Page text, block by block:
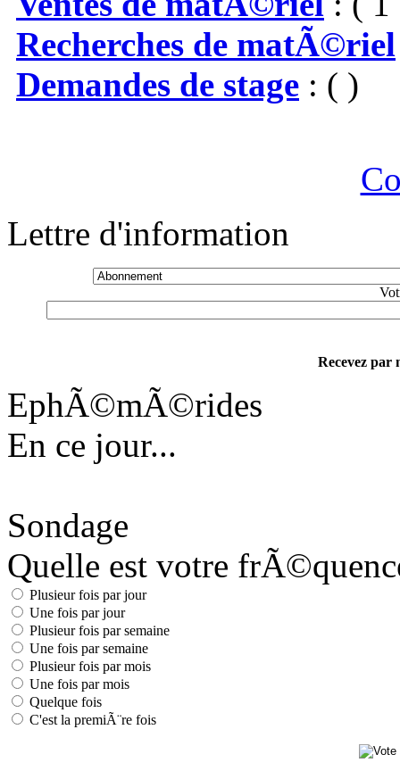
Recherches de matÃ©riel
Demandes de stage : ( )
Lettre d'information
Recevez par
EphÃ©mÃ©rides
En ce jour...
Sondage
Quelle est votre
Plusieur fois par jour
Une fois par jour
Plusieur fois par semaine
Une fois par semaine
Plusieur fois par mois
Une fois par mois
Quelque fois
C'est la premiÃ¨re fois